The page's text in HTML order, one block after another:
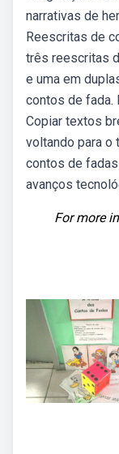
narrativas de
Reescritas de
três reescritas
e uma em
contos de fada.
Copiar textos
voltando para o
contos de
avanços
For more